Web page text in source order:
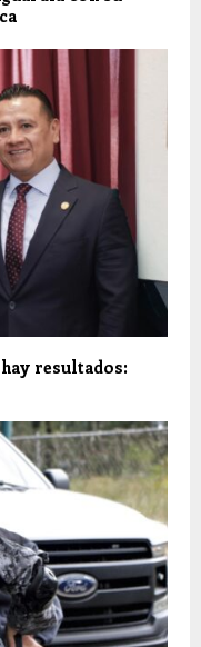
resultados: